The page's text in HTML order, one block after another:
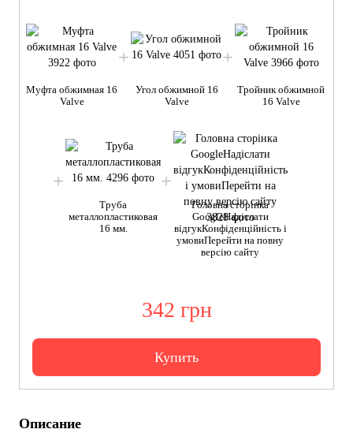
Муфта обжимная 16
Valve
Угол обжимной 16
Valve
Тройник обжимной
16 Valve
Труба
металлопластиковая
16 мм.
Головна сторінка
GoogleНадіслати
відгукКонфіденційність і
умовиПерейти на повну
версію сайту
342 грн
Купить
Описание